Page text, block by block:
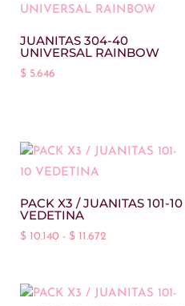
$ 9.850
$ 11.338
JUANITAS 304-40
UNIVERSAL RAINBOW
$5.646
PACK X3 / JUANITAS 101-10
VEDETINA
$10.140 - $11.672Rango
desde